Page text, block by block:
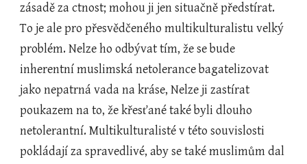
zásadě za ctnost; mohou ji jen situačně předstírat.
To je ale pro přesvědčeného multikulturalistu velký
problém. Nelze ho odbývat tím, že se bude
inherentní muslimská netolerance bagatelizovat
jako nepatrná vada na kráse, Nelze ji zastírat
poukazem na to, že křesťané také byli dlouho
netolerantní. Multikulturalisté v této souvislosti
pokládají za spravedlivé, aby se také muslimům dal